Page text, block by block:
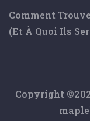
Comment
(et À Quoi Ils
Copyright ©